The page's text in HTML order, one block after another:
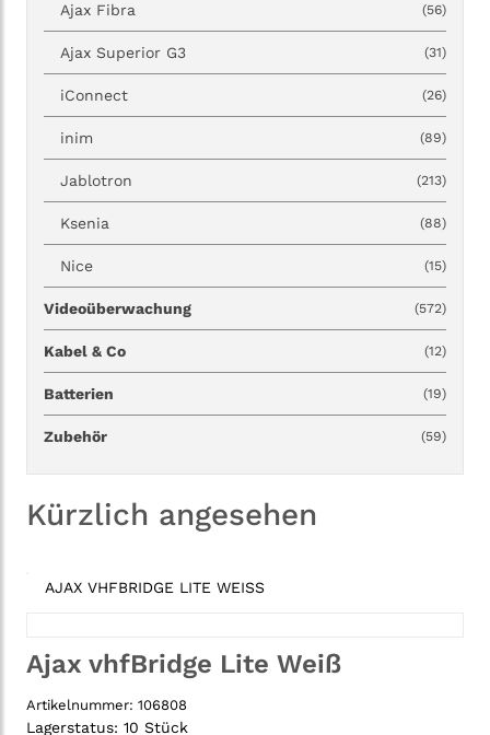
Ajax Fibra (56)
Ajax Superior G3 (31)
iConnect (26)
inim (89)
Jablotron (213)
Ksenia (88)
Nice (15)
Videoüberwachung (572)
Kabel & Co (12)
Batterien (19)
Zubehör (59)
Kürzlich angesehen
AJAX VHFBRIDGE LITE WEISS
Ajax vhfBridge Lite Weiß
Artikelnummer: 106808
Lagerstatus: 10 Stück